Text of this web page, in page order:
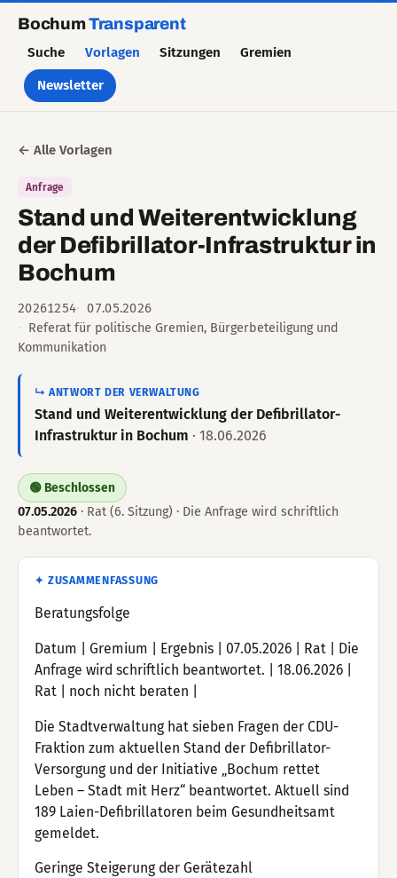
BochumTransparent
Suche Vorlagen Sitzungen Gremien
Newsletter
← Alle Vorlagen
Anfrage
Stand und Weiterentwicklung
der Defibrillator-Infrastruktur in
Bochum
20261254
07.05.2026
Referat für politische Gremien, Bürgerbeteiligung und
Kommunikation
↳ ANTWORT DER VERWALTUNG
Stand und Weiterentwicklung der Defibrillator-
Infrastruktur in Bochum · 18.06.2026
🟢 Beschlossen
07.05.2026 · Rat (6. Sitzung) · Die Anfrage wird schriftlich
beantwortet.
✦ ZUSAMMENFASSUNG
Beratungsfolge
Datum | Gremium | Ergebnis | 07.05.2026 | Rat | Die
Anfrage wird schriftlich beantwortet. | 18.06.2026 |
Rat | noch nicht beraten |
Die Stadtverwaltung hat sieben Fragen der CDU-
Fraktion zum aktuellen Stand der Defibrillator-
Versorgung und der Initiative „Bochum rettet
Leben – Stadt mit Herz“ beantwortet. Aktuell sind
189 Laien-Defibrillatoren beim Gesundheitsamt
gemeldet.
Geringe Steigerung der Gerätezahl